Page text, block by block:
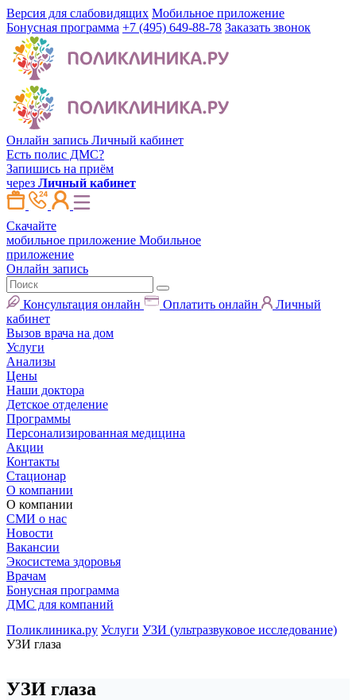
Версия для слабовидящих Мобильное приложение
Бонусная программа +7 (495) 649-88-78 Заказать звонок
Онлайн запись Личный кабинет
Есть полис ДМС?
Запишись на приём
через Личный кабинет
Скачайте
мобильное приложение Мобильное
приложение
Онлайн запись
Консультация онлайн Оплатить онлайн
Личный
кабинет
Вызов врача на дом
Услуги
Анализы
Цены
Наши доктора
Детское отделение
Программы
Персонализированная медицина
Акции
Контакты
Стационар
О компании
О компании
СМИ о нас
Новости
Вакансии
Экосистема здоровья
Врачам
Бонусная программа
ДМС для компаний
Поликлиника.ру Услуги УЗИ (ультразвуковое исследование)
УЗИ глаза
УЗИ глаза